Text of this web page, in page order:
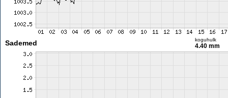
Sademed koguhulk
4.40 mm